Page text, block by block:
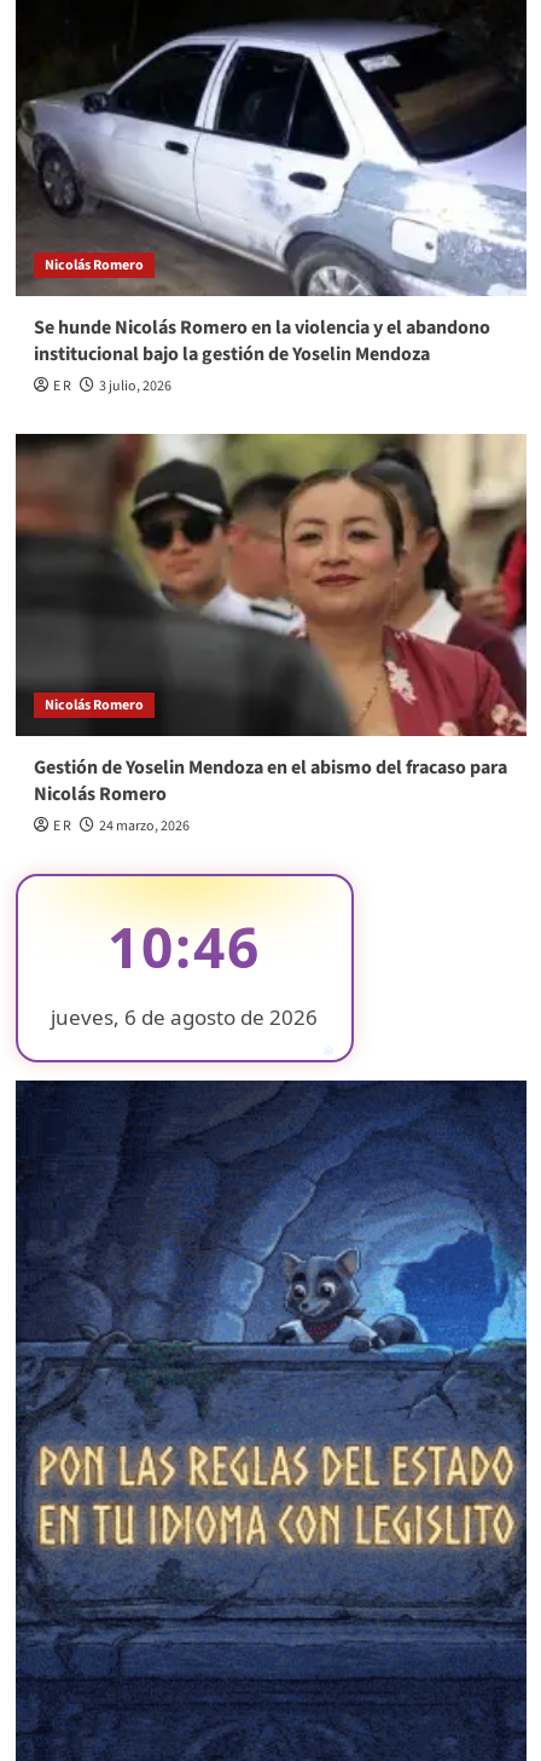
Nicolás Romero
Se hunde Nicolás Romero en la violencia y el abandono
institucional bajo la gestión de Yoselin Mendoza
E R 3 julio, 2026
Nicolás Romero
Gestión de Yoselin Mendoza en el abismo del fracaso para
Nicolás Romero
E R 24 marzo, 2026
10:46
jueves, 6 de agosto de 2026
❄
❄
❄
❄